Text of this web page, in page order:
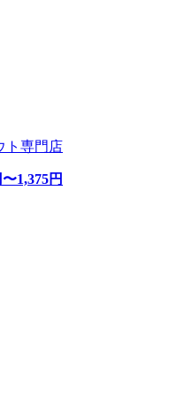
ト専門店
〜1,375円